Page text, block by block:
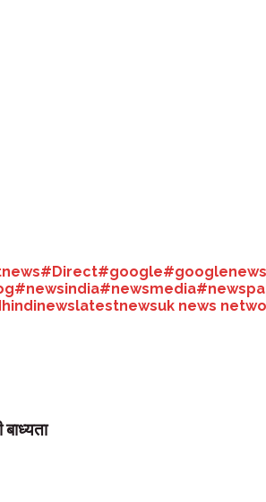
#Direct#google#googlenews
#newsindia#newsmedia
hindinewslatestnewsuk news